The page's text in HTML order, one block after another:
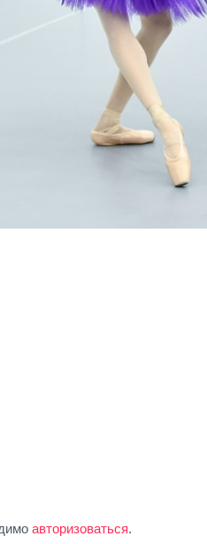
авторизоваться.